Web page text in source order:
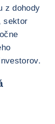
z dohody
sektor